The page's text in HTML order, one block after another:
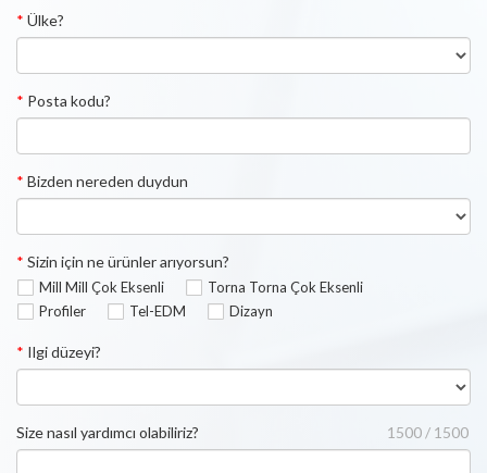
* Ülke?
* Posta kodu?
* Bizden nereden duydun
* Sizin için ne ürünler arıyorsun?
Mill Mill Çok Eksenli
Torna Torna Çok Eksenli
Profiler
Tel-EDM Dizayn
* Ilgi düzeyi?
Size nasıl yardımcı olabiliriz? 1500 / 1500